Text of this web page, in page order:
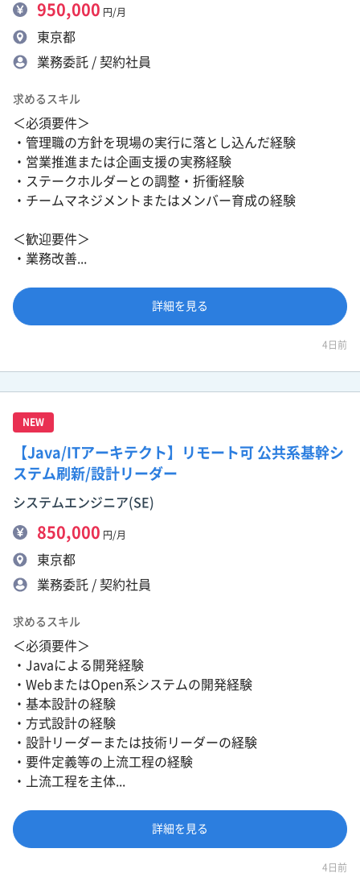
950,000 円/月
東京都
業務委託 / 契約社員
求めるスキル
＜必須要件＞
・管理職の方針を現場の実行に落とし込んだ経験
・営業推進または企画支援の実務経験
・ステークホルダーとの調整・折衝経験
・チームマネジメントまたはメンバー育成の経験
＜歓迎要件＞
・業務改善...
詳細を見る
4日前
NEW
【Java/ITアーキテクト】リモート可 公共系基幹シ
ステム刷新/設計リーダー
システムエンジニア(SE)
850,000 円/月
東京都
業務委託 / 契約社員
求めるスキル
＜必須要件＞
・Javaによる開発経験
・WebまたはOpen系システムの開発経験
・基本設計の経験
・方式設計の経験
・設計リーダーまたは技術リーダーの経験
・要件定義等の上流工程の経験
・上流工程を主体...
詳細を見る
4日前